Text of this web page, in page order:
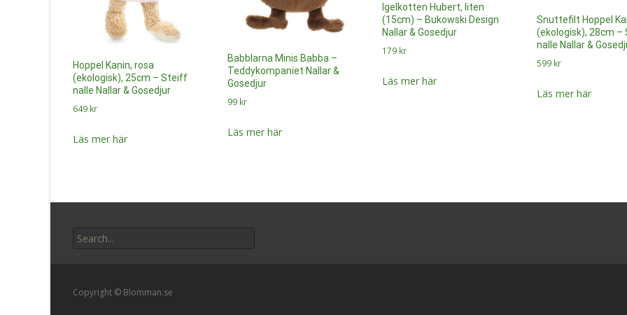
Hoppel Kanin, rosa
(ekologisk), 25cm – Steiff
nalle Nallar & Gosedjur
649 kr
Läs mer här
Babblarna Minis Babba –
Teddykompaniet Nallar &
Gosedjur
99 kr
Läs mer här
Igelkotten Hubert, liten
(15cm) – Bukowski Design
Nallar & Gosedjur
179 kr
Läs mer här
Snuttefilt Hoppel
(ekologisk), 28cm
nalle Nallar &
599 kr
Läs mer här
for:
Copyright © Blomman.se